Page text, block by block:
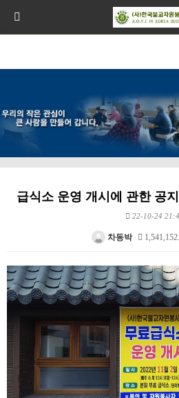
급식소 운영 개시에 관한 공
22-10-24
차동박 1,541,152
본문